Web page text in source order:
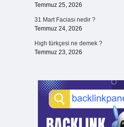
Temmuz 25, 2026
31 Mart Faciası nedir ?
Temmuz 24, 2026
Hıgh türkçesi ne demek ?
Temmuz 23, 2026